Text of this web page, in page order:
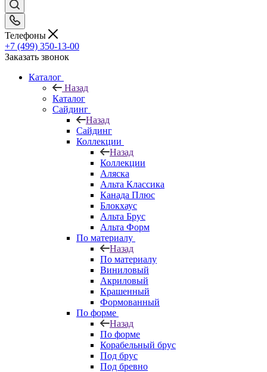
Телефоны
+7 (499) 350-13-00
Заказать звонок
Каталог
Назад
Каталог
Сайдинг
Назад
Сайдинг
Коллекции
Назад
Коллекции
Аляска
Альта Классика
Канада Плюс
Блокхаус
Альта Брус
Альта Форм
По материалу
Назад
По материалу
Виниловый
Акриловый
Крашенный
Формованный
По форме
Назад
По форме
Корабельный брус
Под брус
Под бревно